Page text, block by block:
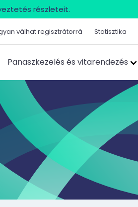
részleteit.
válhat regisztrátorrá Statisztika
Panaszkezelés és vitarendezés